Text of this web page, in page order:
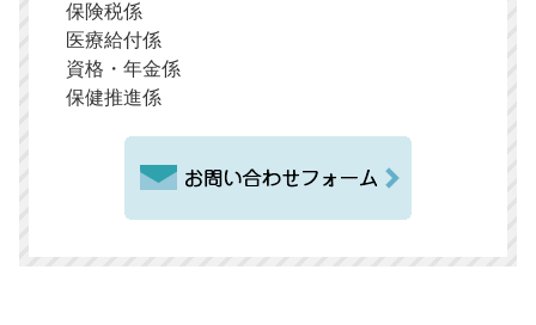
保険税係
医療給付係
資格・年金係
保健推進係